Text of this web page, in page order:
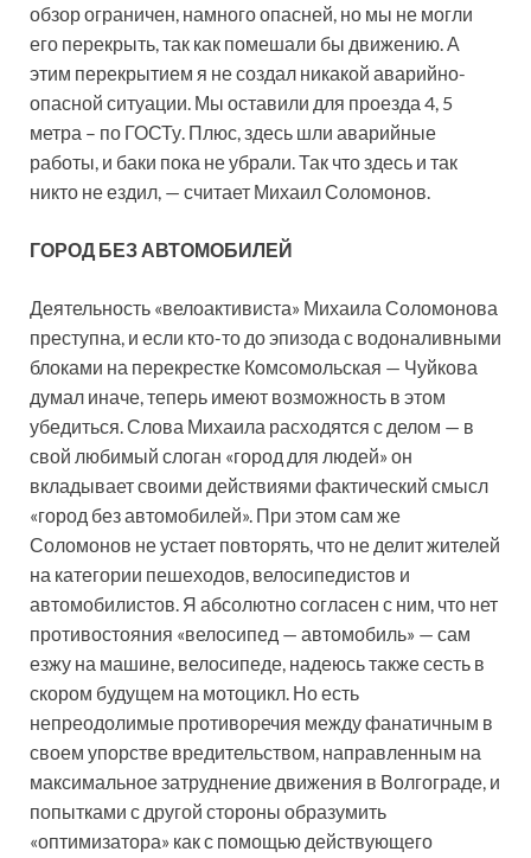
обзор ограничен, намного опасней, но мы не могли
его перекрыть, так как помешали бы движению. А
этим перекрытием я не создал никакой аварийно-
опасной ситуации. Мы оставили для проезда 4, 5
метра – по ГОСТу. Плюс, здесь шли аварийные
работы, и баки пока не убрали. Так что здесь и так
никто не ездил, — считает Михаил Соломонов.
ГОРОД БЕЗ АВТОМОБИЛЕЙ
Деятельность «велоактивиста» Михаила Соломонова
преступна, и если кто-то до эпизода с водоналивными
блоками на перекрестке Комсомольская — Чуйкова
думал иначе, теперь имеют возможность в этом
убедиться. Слова Михаила расходятся с делом — в
свой любимый слоган «город для людей» он
вкладывает своими действиями фактический смысл
«город без автомобилей». При этом сам же
Соломонов не устает повторять, что не делит жителей
на категории пешеходов, велосипедистов и
автомобилистов. Я абсолютно согласен с ним, что нет
противостояния «велосипед — автомобиль» — сам
езжу на машине, велосипеде, надеюсь также сесть в
скором будущем на мотоцикл. Но есть
непреодолимые противоречия между фанатичным в
своем упорстве вредительством, направленным на
максимальное затруднение движения в Волгограде, и
попытками с другой стороны образумить
«оптимизатора» как с помощью действующего